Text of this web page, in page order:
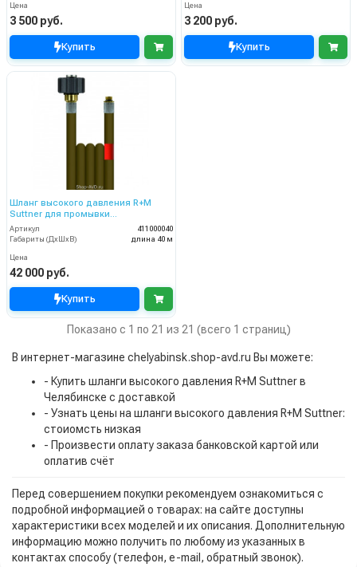
Цена
3 500 руб.
Купить
Цена
3 200 руб.
Купить
Шланг высокого давления R+M
Suttner для промывки
канализационных труб (длина — 40
м, диаметр 4 мм)
Артикул
411000040
Габариты (ДхШхВ)
длина 40 м
Цена
42 000 руб.
Купить
Показано с 1 по 21 из 21 (всего 1 страниц)
В интернет-магазине chelyabinsk.shop-avd.ru Вы можете:
- Купить шланги высокого давления R+M Suttner в
Челябинске с доставкой
- Узнать цены на шланги высокого давления R+M Suttner:
стоиомсть низкая
- Произвести оплату заказа банковской картой или
оплатив счёт
Перед совершением покупки рекомендуем ознакомиться с
подробной информацией о товарах: на сайте доступны
характеристики всех моделей и их описания. Дополнительную
информацию можно получить по любому из указанных в
контактах способу (телефон, e-mail, обратный звонок).